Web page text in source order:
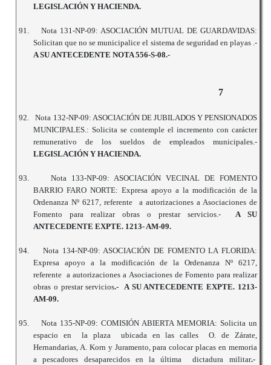
LEGISLACIÓN Y HACIENDA.
91.
Nota 131-NP-09: ASOCIACIÓN MUTUAL DE GUARDAVIDAS:
Solicitan que no se municipalice el sistema de seguridad en playas .-
A SU ANTECEDENTE NOTA 556-S-08.-
7
92.
Nota 132-NP-09: ASOCIACIÓN DE JUBILADOS Y PENSIONADOS
MUNICIPALES.: Solicita se contemple el incremento con carácter
remunerativo de los sueldos de empleados municipales.-
LEGISLACIÓN Y HACIENDA.
93.
Nota 133-NP-09: ASOCIACIÓN VECINAL DE FOMENTO
BARRIO FARO NORTE: Expresa apoyo a la modificación de la
Ordenanza Nº 6217, referente a autorizaciones a Asociaciones de
Fomento para realizar obras o prestar servicios.- A SU
ANTECEDENTE EXPTE. 1213- AM-09.
94.
Nota 134-NP-09: ASOCIACIÓN DE FOMENTO LA FLORIDA:
Expresa apoyo a la modificación de la Ordenanza Nº 6217,
referente a autorizaciones a Asociaciones de Fomento para realizar
obras o prestar servicios.- A SU ANTECEDENTE EXPTE. 1213-
AM-09.
95.
Nota 135-NP-09: COMISIÓN ABIERTA MEMORIA: Solicita un
espacio en la plaza ubicada en las calles O. de Zárate,
Hernandarias, A. Korn y Juramento, para colocar placas en memoria
a pescadores desaparecidos en la última dictadura militar.-